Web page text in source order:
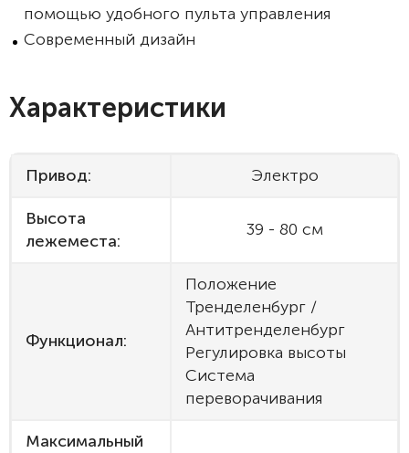
помощью удобного пульта управления
Современный дизайн
Характеристики
Привод: Электро
Высота
лежеместа:
39 - 80 см
Функционал:
Положение
Тренделенбург /
Антитренделенбург
Регулировка высоты
Система
переворачивания
Максимальный